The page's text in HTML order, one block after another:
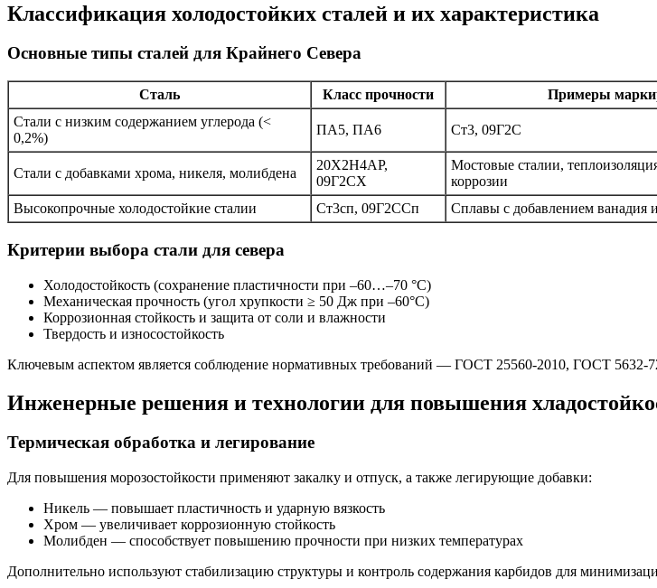
Классификация холодостойких сталей и их характеристика
Основные типы сталей для Крайнего Севера
Сталь Класс прочности Примеры
Стали с низким содержанием углерода (<
0,2%)
ПА5, ПА6 Ст3, 09Г2С
Стали с добавками хрома, никеля, молибдена
20Х2Н4АР,
09Г2СХ
Мостовые сталии,
коррозии
Высокопрочные холодостойкие сталии
Ст3сп, 09Г2ССп Сплавы с добавлением ванадия
Критерии выбора стали для севера
Холодостойкость (сохранение пластичности при –60…–70 °C)
Механическая прочность (угол хрупкости ≥ 50 Дж при –60°C)
Коррозионная стойкость и защита от соли и влажности
Твердость и износостойкость
Ключевым аспектом является соблюдение нормативных требований — ГОСТ 25560-2010, ГОСТ 5632-
Инженерные решения и технологии для повышения
Термическая обработка и легирование
Для повышения морозостойкости применяют закалку и отпуск, а также легирующие добавки:
Никель — повышает пластичность и ударную вязкость
Хром — увеличивает коррозионную стойкость
Молибден — способствует повышению прочности при низких температурах
Дополнительно используют стабилизацию структуры и контроль содержания карбидов для